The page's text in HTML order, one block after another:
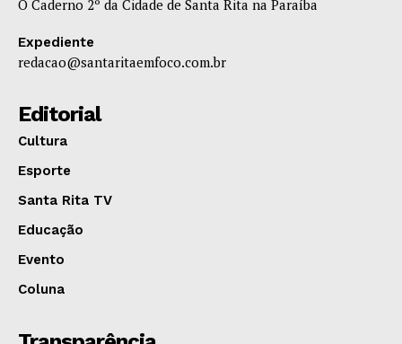
O Caderno 2º da Cidade de Santa Rita na Paraíba
Expediente
redacao@santaritaemfoco.com.br
Editorial
Cultura
Esporte
Santa Rita TV
Educação
Evento
Coluna